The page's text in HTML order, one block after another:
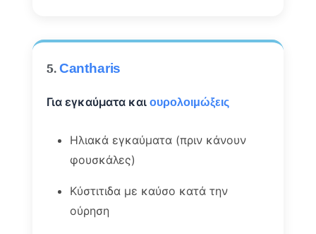
5.Cantharis
Για εγκαύματα καιουρολοιμώξεις
Ηλιακά εγκαύματα (πριν κάνουν
φουσκάλες)
Κύστιτιδα με καύσο κατά την
ούρηση